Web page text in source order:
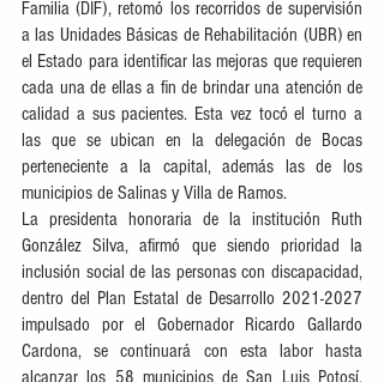
Familia (DIF), retomó los recorridos de supervisión
a las Unidades Básicas de Rehabilitación (UBR) en
el Estado para identificar las mejoras que requieren
cada una de ellas a fin de brindar una atención de
calidad a sus pacientes. Esta vez tocó el turno a
las que se ubican en la delegación de Bocas
perteneciente a la capital, además las de los
municipios de Salinas y Villa de Ramos.
La presidenta honoraria de la institución Ruth
González Silva, afirmó que siendo prioridad la
inclusión social de las personas con discapacidad,
dentro del Plan Estatal de Desarrollo 2021-2027
impulsado por el Gobernador Ricardo Gallardo
Cardona, se continuará con esta labor hasta
alcanzar los 58 municipios de San Luis Potosí,